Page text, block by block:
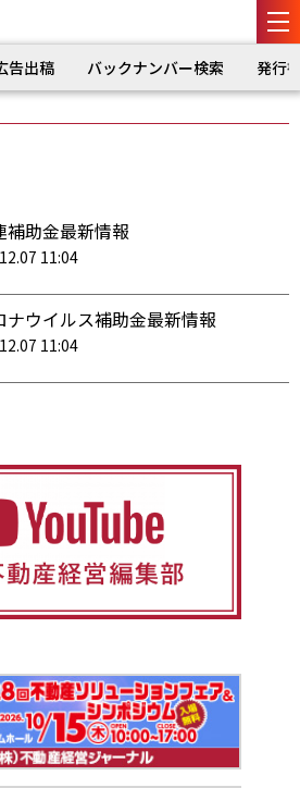
告出稿 バックナンバー検索 発行
補助金最新情報
11:04
ナウイルス補助金最新情報
11:04